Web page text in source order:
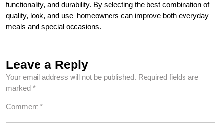
functionality, and durability. By selecting the best combination of
quality, look, and use, homeowners can improve both everyday
meals and special occasions.
Leave a Reply
Your email address will not be published. Required fields are
marked *
Comment *